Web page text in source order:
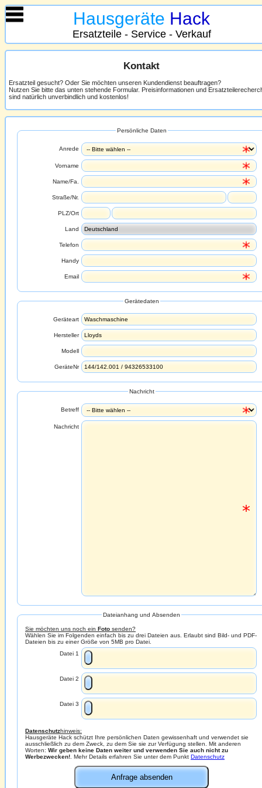
Hausgeräte Hack
Ersatzteile - Service - Verkauf
Kontakt
Ersatzteil gesucht? Oder Sie möchten unseren Kundendienst beauftragen?
Nutzen Sie bitte das unten stehende Formular. Preisinformationen und
sind natürlich unverbindlich und kostenlos!
Persönliche Daten
Anrede
Vorname
Name/Fa.
Straße/Nr.
PLZ/Ort
Land
Telefon
Handy
Email
Gerätedaten
Geräteart
Hersteller
Modell
GeräteNr
Nachricht
Betreff
Nachricht
Dateianhang und Absenden
Sie möchten uns noch ein Foto senden?
Wählen Sie im Folgenden einfach bis zu drei Dateien aus. Erlaubt sind Bild- und PDF-
Dateien bis zu einer Größe von 5MB pro Datei.
Datei 1
Datei 2
Datei 3
Datenschutzhinweis:
Hausgeräte Hack schützt Ihre persönlichen Daten gewissenhaft und verwendet sie
ausschließlich zu dem Zweck, zu dem Sie sie zur Verfügung stellen. Mit anderen
Worten: Wir geben keine Daten weiter und verwenden Sie auch nicht zu
Werbezwecken!. Mehr Details erfahren Sie unter dem Punkt Datenschutz